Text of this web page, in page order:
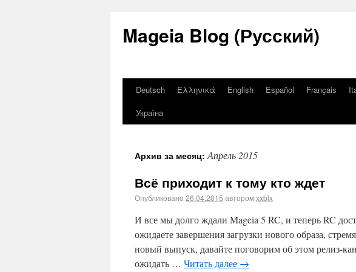
Mageia Blog (Русский)
Deutsch Ελληνικά English Español Français
Україна
Архив за месяц:Апрель 2015
Всё приходит к тому кто ждет
Опубликовано 26.04.2015 авторомxxblx
И все мы долго ждали Mageia 5 RC, и теперь RC
ожидаете завершения загрузки нового образа,
новый выпуск, давайте поговорим об этом релиз-
ожидать … Читать далее →